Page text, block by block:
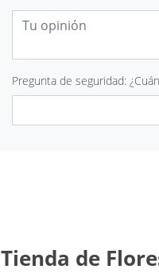
Pregunta de seguridad:
Tienda de